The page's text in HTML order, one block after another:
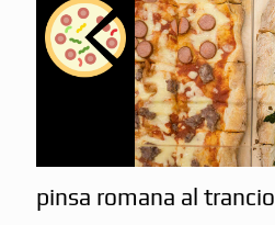
pinsa romana al trancio